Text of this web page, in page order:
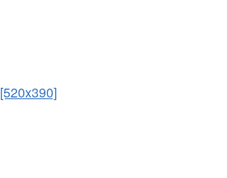
[520x390]